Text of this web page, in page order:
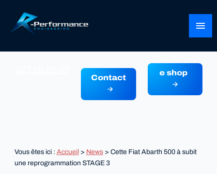
menu
Contact
e shop
Vous êtes ici : Accueil> News> Cette Fiat Abarth 500 à subit
une reprogrammation STAGE 3